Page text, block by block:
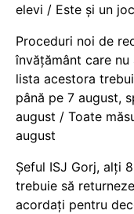
elevi / Este și un
Proceduri noi de
învățământ care
lista acestora
până pe 7 august,
august / Toate
august
Șeful ISJ Gorj, alți
trebuie să
acordați pentru